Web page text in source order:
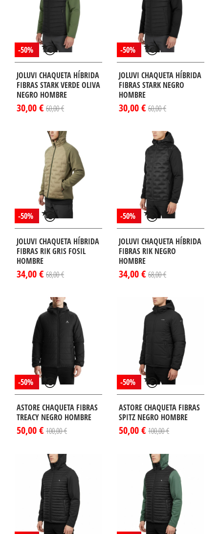
-50%
JOLUVI CHAQUETA HÍBRIDA
FIBRAS STARK VERDE OLIVA
NEGRO HOMBRE
30,00 € 60,00 €
-50%
JOLUVI CHAQUETA HÍBRIDA
FIBRAS STARK NEGRO
HOMBRE
30,00 € 60,00 €
-50%
JOLUVI CHAQUETA HÍBRIDA
FIBRAS RIK GRIS FOSIL
HOMBRE
34,00 € 68,00 €
-50%
JOLUVI CHAQUETA HÍBRIDA
FIBRAS RIK NEGRO
HOMBRE
34,00 € 68,00 €
-50%
ASTORE CHAQUETA FIBRAS
TREACY NEGRO HOMBRE
50,00 € 100,00 €
-50%
ASTORE CHAQUETA FIBRAS
SPITZ NEGRO HOMBRE
50,00 € 100,00 €